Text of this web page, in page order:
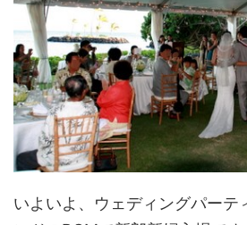
いよいよ、ウェディングパーテ